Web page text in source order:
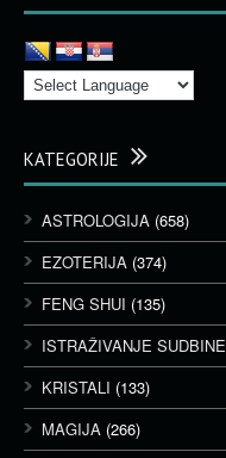
KATEGORIJE
ASTROLOGIJA (658)
EZOTERIJA (374)
FENG SHUI (135)
ISTRAŽIVANJE SUDBINE
KRISTALI (133)
MAGIJA (266)